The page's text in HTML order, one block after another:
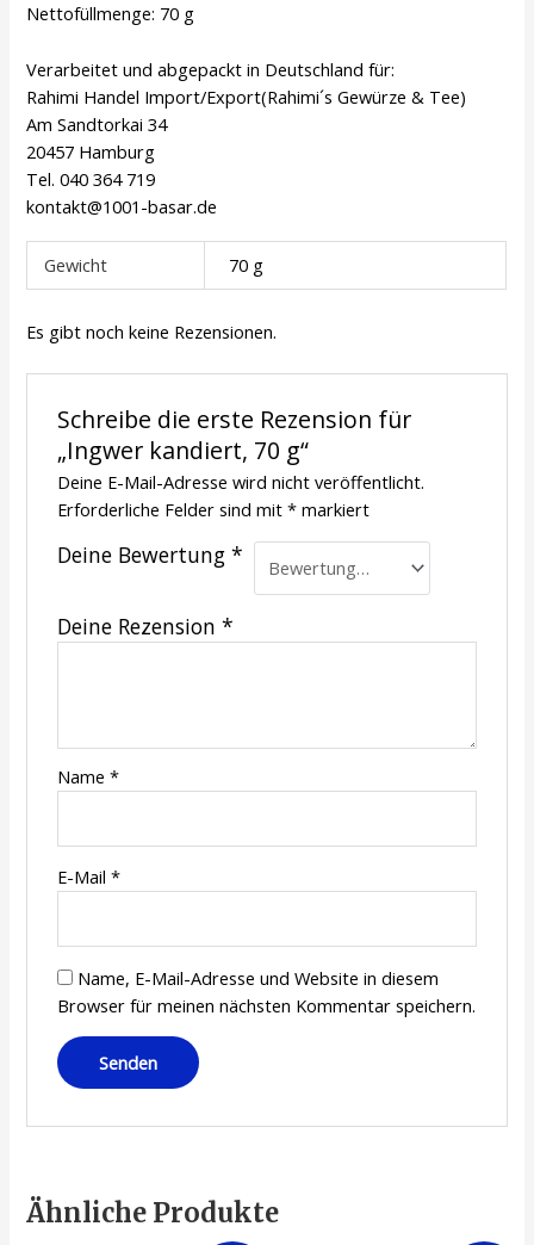
Nettofüllmenge: 70 g
Verarbeitet und abgepackt in Deutschland für:
Rahimi Handel Import/Export(Rahimi´s Gewürze & Tee)
Am Sandtorkai 34
20457 Hamburg
Tel. 040 364 719
kontakt@1001-basar.de
Gewicht 70 g
Es gibt noch keine Rezensionen.
Schreibe die erste Rezension für
„Ingwer kandiert, 70 g“
Deine E-Mail-Adresse wird nicht veröffentlicht.
Erforderliche Felder sind mit *markiert
Deine Bewertung *
Deine Rezension *
Name *
E-Mail *
Name, E-Mail-Adresse und Website in diesem
Browser für meinen nächsten Kommentar speichern.
Ähnliche Produkte